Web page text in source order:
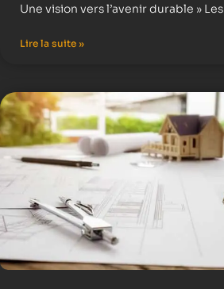
Une vision vers l’avenir durable »
Lire la suite »